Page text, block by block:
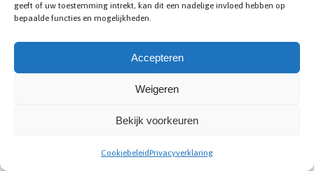
geeft of uw toestemming intrekt, kan dit een nadelige invloed hebben op
bepaalde functies en mogelijkheden.
Accepteren
Weigeren
Bekijk voorkeuren
CookiebeleidPrivacyverklaring
normale trap kan het gebeuren dat uw voet hier
achter blijft haken, maar bij een Z-model is dit risico
niet aanwezig. Daarom is het vooral geschikt voor